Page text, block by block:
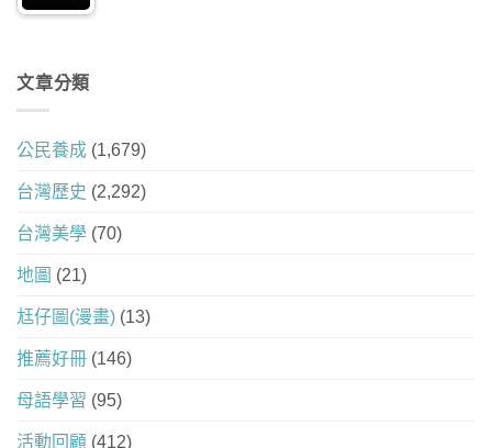
文章分類
公民養成 (1,679)
台灣歷史 (2,292)
台灣美學 (70)
地圖 (21)
尪仔圖(漫畫) (13)
推薦好冊 (146)
母語學習 (95)
活動回顧 (412)